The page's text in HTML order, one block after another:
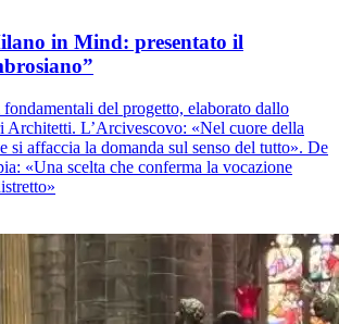
in Mind: presentato il
del progetto, elaborato dallo
Architetti. L’Arcivescovo: «Nel cuore della
si affaccia la domanda sul senso del tutto». De
«Una scelta che conferma la vocazione